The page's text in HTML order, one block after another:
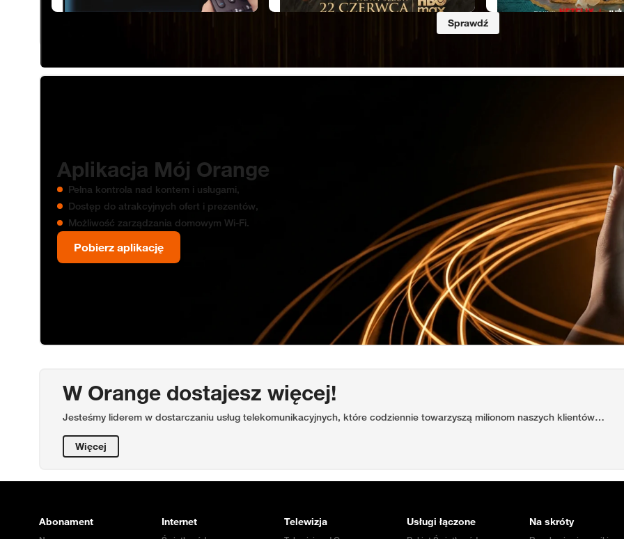
Sprawdź
Aplikacja Mój Orange
Pełna kontrola nad kontem i usługami,
Dostęp do atrakcyjnych ofert i prezentów,
Możliwość zarządzania domowym Wi‑Fi.
Pobierz aplikację
Aplikacja Mój Orange
W Orange dostajesz więcej!
Jesteśmy liderem w dostarczaniu usług telekomunikacyjnych, które codziennie towarzyszą milionom naszych klientów…
Więcej
Abonament Internet Telewizja Usługi łączone Na skróty